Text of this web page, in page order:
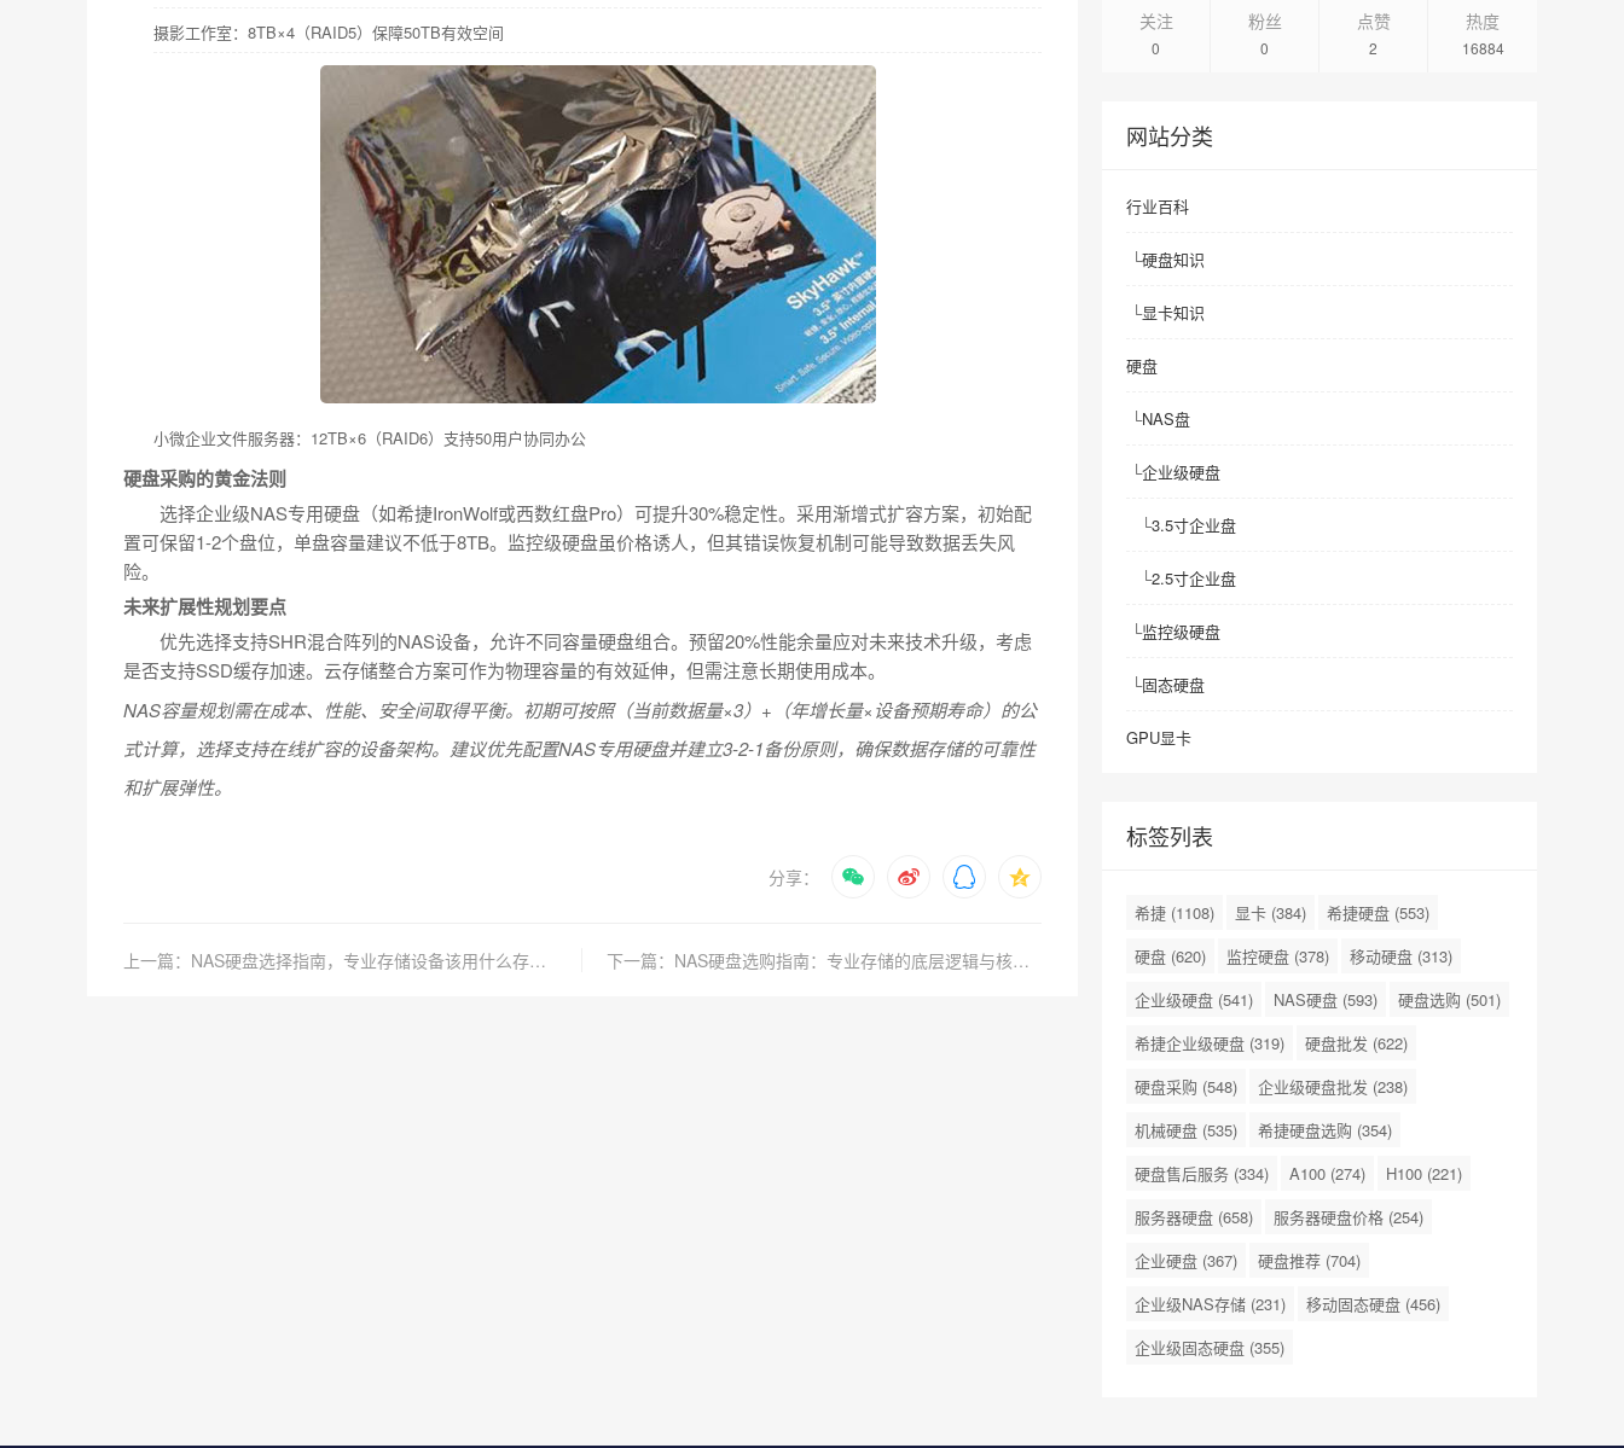
摄影工作室：8TB×4（RAID5）保障50TB有效空间
小微企业文件服务器：12TB×6（RAID6）支持50用户协同办公
硬盘采购的黄金法则
选择企业级NAS专用硬盘（如希捷IronWolf或西数红盘Pro）可提升30%稳定性。采用渐增式扩容方案，初始配
置可保留1-2个盘位，单盘容量建议不低于8TB。监控级硬盘虽价格诱人，但其错误恢复机制可能导致数据丢失风
险。
未来扩展性规划要点
优先选择支持SHR混合阵列的NAS设备，允许不同容量硬盘组合。预留20%性能余量应对未来技术升级，考虑
是否支持SSD缓存加速。云存储整合方案可作为物理容量的有效延伸，但需注意长期使用成本。
NAS容量规划需在成本、性能、安全间取得平衡。初期可按照（当前数据量×3）+（年增长量×设备预期寿命）的公
式计算，选择支持在线扩容的设备架构。建议优先配置NAS专用硬盘并建立3-2-1备份原则，确保数据存储的可靠性
和扩展弹性。
分享：
上一篇：NAS硬盘选择指南，专业存储设备该用什么存储介质？ 下一篇：NAS硬盘选购指南：专业存储的底层逻辑与核心参数解析
关注
0
粉丝
0
点赞
2
热度
16884
网站分类
行业百科
└硬盘知识
└显卡知识
硬盘
└NAS盘
└企业级硬盘
└3.5寸企业盘
└2.5寸企业盘
└监控级硬盘
└固态硬盘
GPU显卡
标签列表
希捷 (1108) 显卡 (384) 希捷硬盘 (553)
硬盘 (620) 监控硬盘 (378) 移动硬盘 (313)
企业级硬盘 (541) NAS硬盘 (593) 硬盘选购 (501)
希捷企业级硬盘 (319) 硬盘批发 (622)
硬盘采购 (548) 企业级硬盘批发 (238)
机械硬盘 (535) 希捷硬盘选购 (354)
硬盘售后服务 (334) A100 (274) H100 (221)
服务器硬盘 (658) 服务器硬盘价格 (254)
企业硬盘 (367) 硬盘推荐 (704)
企业级NAS存储 (231) 移动固态硬盘 (456)
企业级固态硬盘 (355)